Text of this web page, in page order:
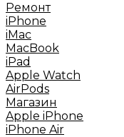
Ремонт
iPhone
iMac
MacBook
iPad
Apple Watch
AirPods
Mагазин
Apple iPhone
iPhone Air